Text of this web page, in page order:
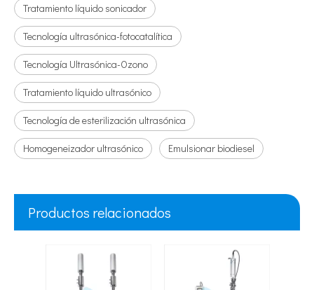
Tratamiento líquido sonicador
Tecnología ultrasónica-fotocatalítica
Tecnología Ultrasónica-Ozono
Tratamiento líquido ultrasónico
Tecnología de esterilización ultrasónica
Homogeneizador ultrasónico Emulsionar biodiesel
Productos relacionados